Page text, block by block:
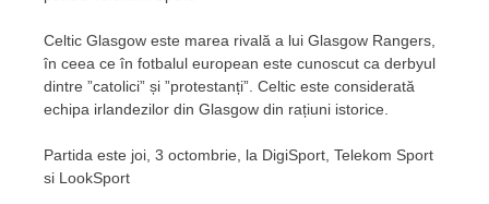
Celtic Glasgow este marea rivală a lui Glasgow Rangers,
în ceea ce în fotbalul european este cunoscut ca derbyul
dintre ”catolici” și ”protestanți”. Celtic este considerată
echipa irlandezilor din Glasgow din rațiuni istorice.
Partida este joi, 3 octombrie, la DigiSport, Telekom Sport
si LookSport